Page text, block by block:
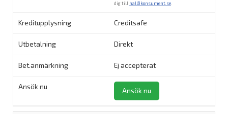
dig till hallåkonsument.se
Creditsafe
Direkt
Ej accepterat
Ansök nu